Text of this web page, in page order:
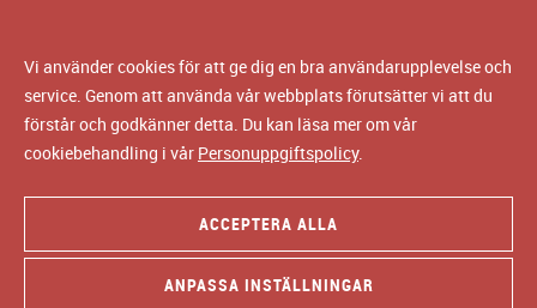
Vi använder cookies för att ge dig en bra användarupplevelse och
service. Genom att använda vår webbplats förutsätter vi att du
förstår och godkänner detta. Du kan läsa mer om vår
cookiebehandling i vår Personuppgiftspolicy.
ACCEPTERA ALLA
ANPASSA INSTÄLLNINGAR